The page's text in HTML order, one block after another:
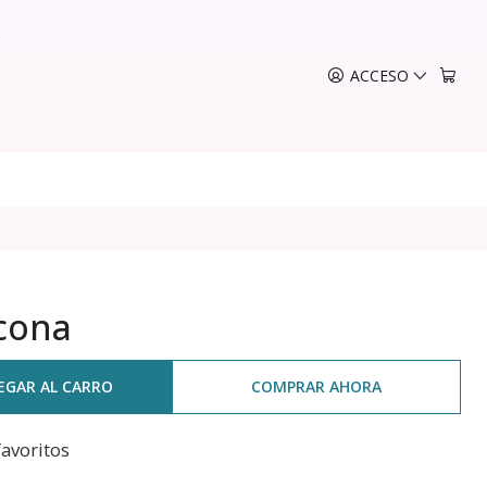
ACCESO
AL CARRO COMPRAR AHORA